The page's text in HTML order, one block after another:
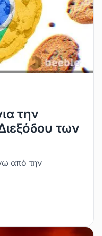
την
των
από την